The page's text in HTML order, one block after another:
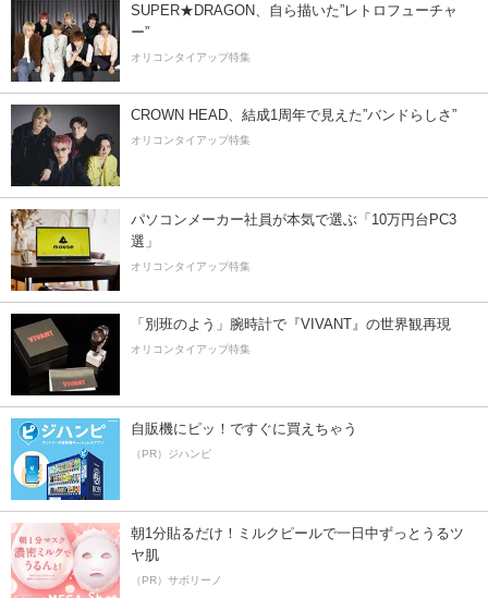
SUPER★DRAGON、自ら描いた”レトロフューチャ
ー”
オリコンタイアップ特集
CROWN HEAD、結成1周年で見えた”バンドらしさ”
オリコンタイアップ特集
パソコンメーカー社員が本気で選ぶ「10万円台PC3
選」
オリコンタイアップ特集
「別班のよう」腕時計で『VIVANT』の世界観再現
オリコンタイアップ特集
自販機にピッ！ですぐに買えちゃう
（PR）ジハンピ
朝1分貼るだけ！ミルクピールで一日中ずっとうるツ
ヤ肌
（PR）サボリーノ